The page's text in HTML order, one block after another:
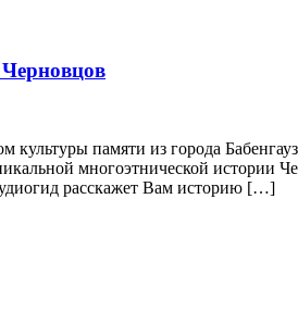
памяти из города
многоэтнической истории
расскажет Вам историю […]